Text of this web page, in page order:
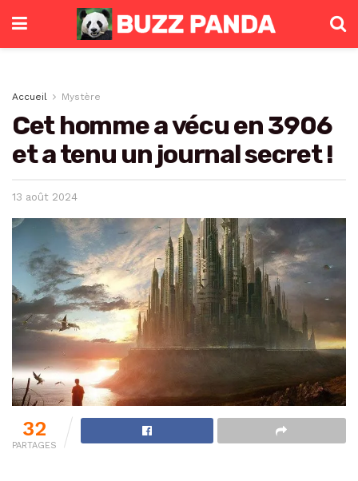
Accueil Mystère
Cet homme a vécu en 3906
et a tenu un journal secret !
13 août 2024
32
PARTAGES